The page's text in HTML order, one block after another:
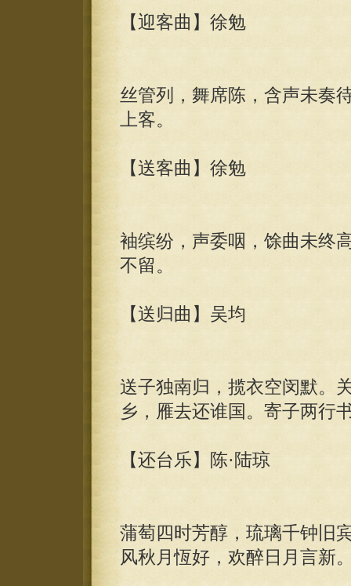
【迎客曲】徐勉
丝管列，舞席陈，含声未奏
上客。
【送客曲】徐勉
袖缤纷，声委咽，馀曲未终
不留。
【送归曲】吴均
送子独南归，揽衣空闵默。
乡，雁去还谁国。寄子两行
【还台乐】陈·陆琼
蒲萄四时芳醇，琉璃千钟旧
风秋月恆好，欢醉日月言新